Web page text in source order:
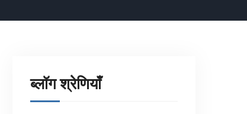
ब्लॉग श्रेणियाँ